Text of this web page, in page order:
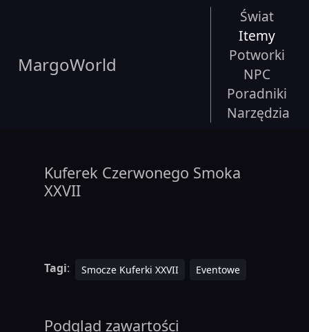
MargoWorld
Świat
Itemy
Potworki
NPC
Poradniki
Narzędzia
Kuferek Czerwonego Smoka
XXVII
Tagi: Smocze Kuferki XXVII Eventowe
Podgląd zawartości